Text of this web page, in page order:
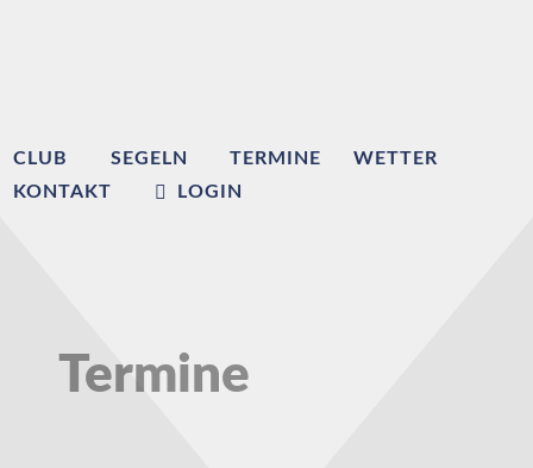
CLUB SEGELN TERMINE
WETTER
KONTAKT
LOGIN
Termine